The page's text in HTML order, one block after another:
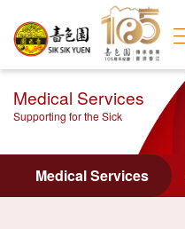
Medical Services
Supporting for the Sick
Medical Services